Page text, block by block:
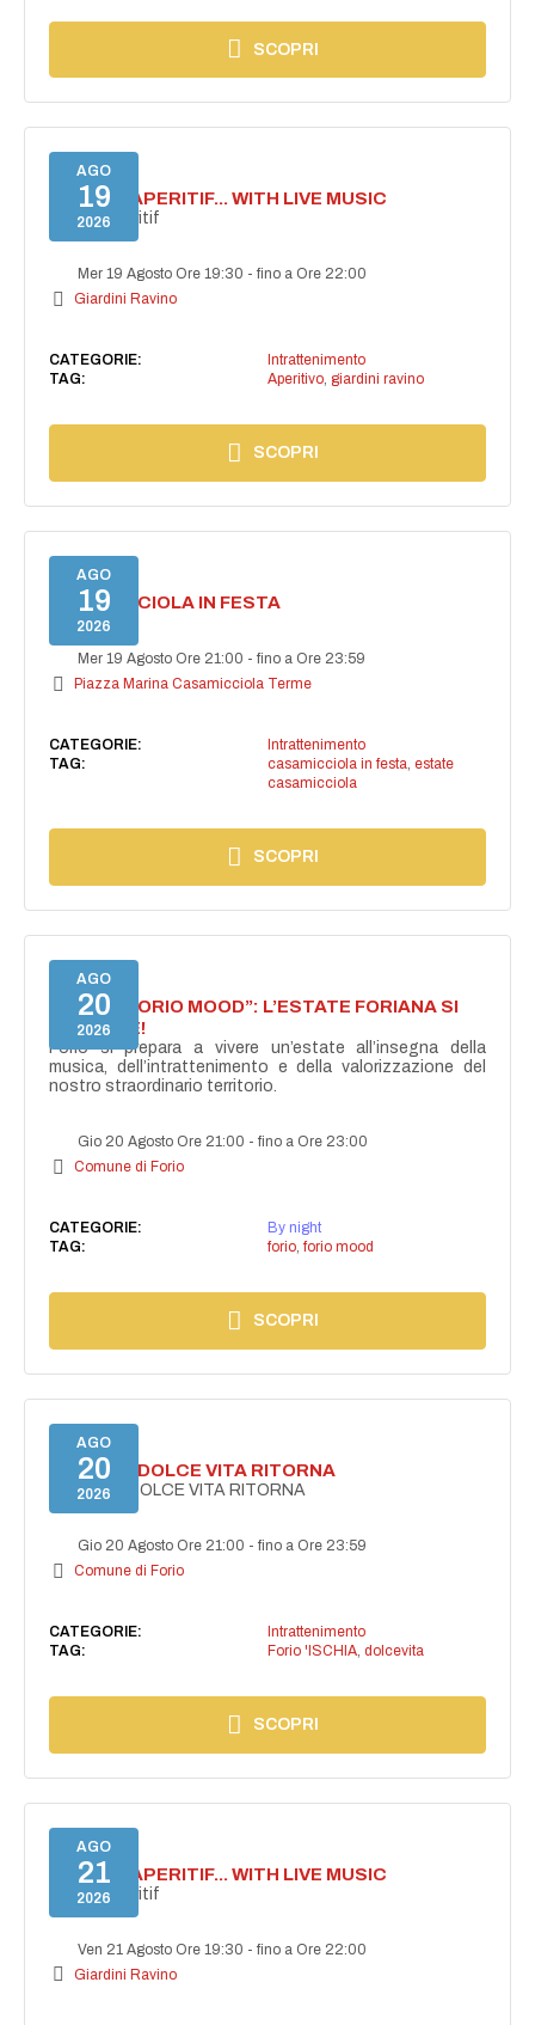
SCOPRI
AGO
19
2026
SECRET APERITIF... WITH LIVE MUSIC
Secret aperitif
Mer 19 Agosto Ore 19:30 -fino a Ore 22:00
Giardini Ravino
CATEGORIE:
Intrattenimento
TAG:
Aperitivo, giardini ravino
SCOPRI
AGO
19
2026
CASAMICCIOLA IN FESTA
Mer 19 Agosto Ore 21:00 -fino a Ore 23:59
Piazza Marina Casamicciola Terme
CATEGORIE:
Intrattenimento
TAG:
casamicciola in festa, estate
casamicciola
SCOPRI
AGO
20
2026
NASCE “FORIO MOOD”: L’ESTATE FORIANA SI
ACCENDE!
Forio si prepara a vivere un’estate all’insegna della
musica, dell’intrattenimento e della valorizzazione del
nostro straordinario territorio.
Gio 20 Agosto Ore 21:00 -fino a Ore 23:00
Comune di Forio
CATEGORIE:
By night
TAG:
forio, forio mood
SCOPRI
AGO
20
2026
FORIO LA DOLCE VITA RITORNA
FORIO LA DOLCE VITA RITORNA
Gio 20 Agosto Ore 21:00 -fino a Ore 23:59
Comune di Forio
CATEGORIE:
Intrattenimento
TAG:
Forio 'ISCHIA, dolcevita
SCOPRI
AGO
21
2026
SECRET APERITIF... WITH LIVE MUSIC
Secret aperitif
Ven 21 Agosto Ore 19:30 -fino a Ore 22:00
Giardini Ravino